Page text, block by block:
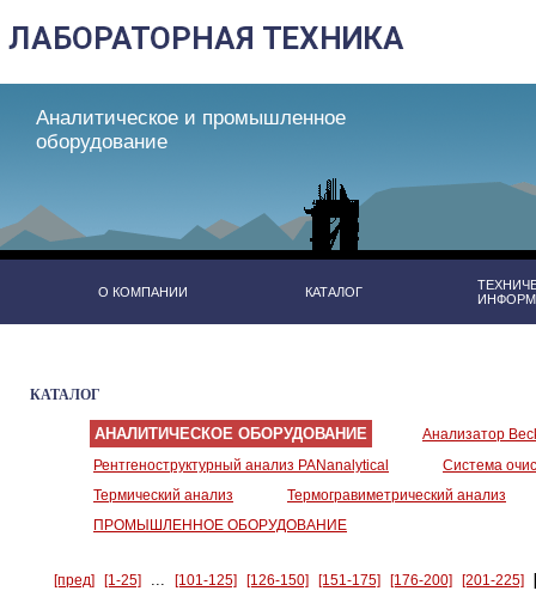
Аналитическое и промышленное
оборудование
О КОМПАНИИ КАТАЛОГ
КАТАЛОГ
АНАЛИТИЧЕСКОЕ ОБОРУДОВАНИЕ
Анализатор
Рентгеноструктурный анализ PANanalytical
Система
Термический анализ
Термогравиметрический анализ
ПРОМЫШЛЕННОЕ ОБОРУДОВАНИЕ
[пред] [1-25] ... [101-125] [126-150] [151-175] [176-200] [201-225]